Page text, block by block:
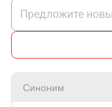
Синоним